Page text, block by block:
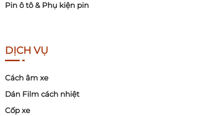
Pin ô tô & Phụ kiện pin
DỊCH VỤ
Cách âm xe
Dán Film cách nhiệt
Cốp xe